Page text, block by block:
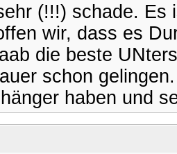
(!!!) schade.
wir, dass es
die beste
schon
haben und